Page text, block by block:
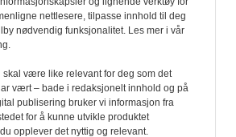
nettlesere, tilpasse innhold til deg
nødvendig funksjonalitet. Les mer i vår
skal være like relevant for deg som det
vært – bade i redaksjonelt innhold og på
publisering bruker vi informasjon fra
for å kunne utvikle produktet
opplever det nyttig og relevant.